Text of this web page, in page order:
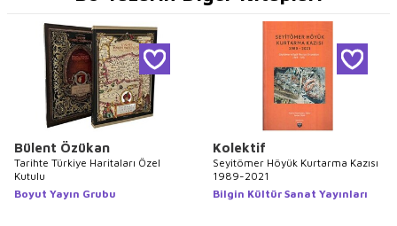
Bülent Özükan
Tarihte Türkiye Haritaları Özel
Kutulu
Boyut Yayın Grubu
Kolektif
Seyitömer Höyük Kurtarma Kazısı
1989-2021
Bilgin Kültür Sanat Yayınları